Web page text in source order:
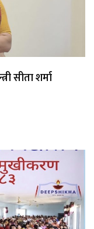
सीता शर्मा